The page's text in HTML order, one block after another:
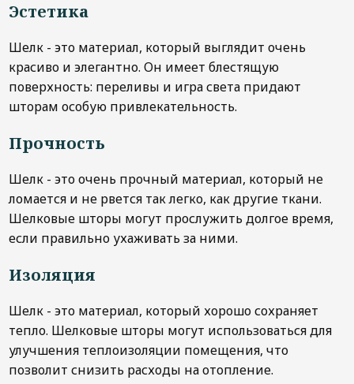
Эстетика
Шелк - это материал, который выглядит очень
красиво и элегантно. Он имеет блестящую
поверхность: переливы и игра света придают
шторам особую привлекательность.
Прочность
Шелк - это очень прочный материал, который не
ломается и не рвется так легко, как другие ткани.
Шелковые шторы могут прослужить долгое время,
если правильно ухаживать за ними.
Изоляция
Шелк - это материал, который хорошо сохраняет
тепло. Шелковые шторы могут использоваться для
улучшения теплоизоляции помещения, что
позволит снизить расходы на отопление.